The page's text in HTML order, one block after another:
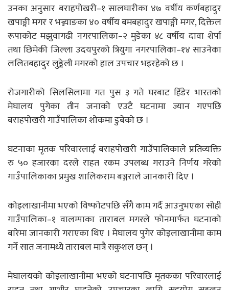
उनका अनुसार बराहपोखरी–१ सालघारीका ४७ वर्षीय कर्णबहादुर
खपाङ्गी मगर र भञ्ज्याङका ४० वर्षीय बमबहादुर खपाङ्गी मगर, दिक्तेल
रूपाकोट मझुवागढी नगरपालिका–२ मुडेका ४८ वर्षीय दावा शेर्पा
तथा छिमेकी जिल्ला उदयपुरको त्रियुगा नगरपालिका–१४ साउनेका
ललितबहादुर लुङ्गेली मगरको हाल उपचार भइरहेको छ ।
रोजगारीको सिलसिलामा गत पुस ३ गते घरबाट हिँडेर भारतको
मेघालय पुगेका तीन जनाको एउटै घटनामा ज्यान गएपछि
बराहपोखरी गाउँपालिका शोकमा डुबेको छ ।
घटनाका मृतक परिवारलाई बराहपोखरी गाउँपालिकाले प्रतिव्यक्ति
रु ५० हजारका दरले राहत रकम उपलब्ध गराउने निर्णय गरेको
गाउँपालिकाका प्रमुख शालिकराम बञ्जराले जानकारी दिए ।
कोइलाखानीमा भएको विष्फोटपछि सँगै काम गर्दै आउनुभएका सोही
गाउँपालिका–१ वालम्पाका ताराबल मगरले फोनमार्फत घटनाको
बारेमा जानकारी गराएका थिए । मेघालय पुगेर कोइलाखानीमा काम
गर्ने सात जनामध्ये ताराबल मात्रै सकुशल छन् ।
मेघालयको कोइलाखानीमा भएको घटनापछि मृतकका परिवारलाई